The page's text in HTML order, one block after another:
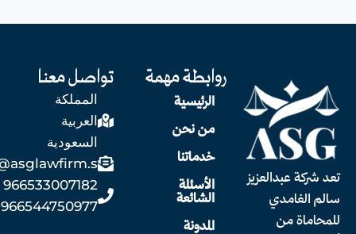
تعد شركة عبدالعزيز
سالم الغامدي
للمحاماة من
روابطة مهمة
الرئيسية
من نحن
خدماتنا
الأسئلة
الشائعة
المدونة
تواصل معنا
المملكة
العربية
السعودية
966533007182
966544750977